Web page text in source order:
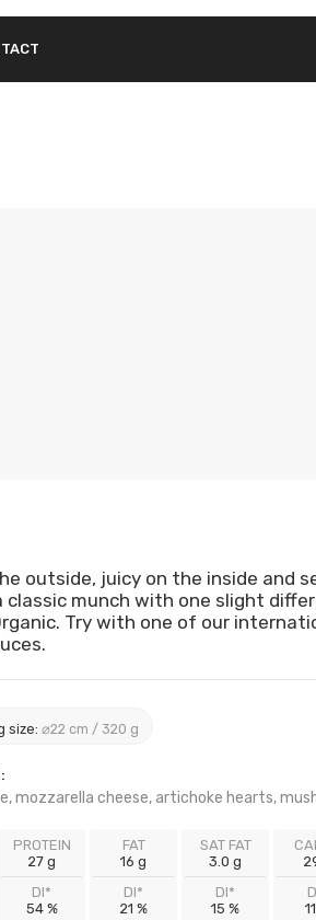
outside, juicy on the inside and
classic munch with one slight
Try with one of our
size: ⌀22 cm / 320 g
mozzarella cheese, artichoke hearts,
PROTEIN
27 g
DI*
54 %
FAT
16 g
DI*
21 %
SAT FAT
3.0 g
DI*
15 %